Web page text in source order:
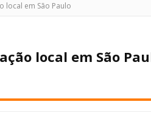
local em São Paulo
local em São